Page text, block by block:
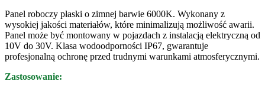
Panel roboczy płaski o zimnej barwie 6000K. Wykonany z
wysokiej jakości materiałów, które minimalizują możliwość awarii.
Panel może być montowany w pojazdach z instalacją elektryczną od
10V do 30V. Klasa wodoodporności IP67, gwarantuje
profesjonalną ochronę przed trudnymi warunkami atmosferycznymi.
Zastosowanie: